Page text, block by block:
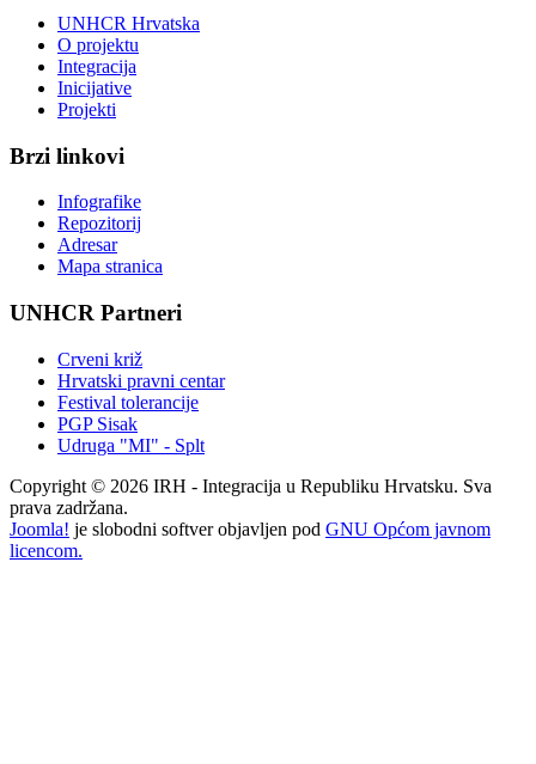
UNHCR Hrvatska
O projektu
Integracija
Inicijative
Projekti
Brzi linkovi
Infografike
Repozitorij
Adresar
Mapa stranica
UNHCR Partneri
Crveni križ
Hrvatski pravni centar
Festival tolerancije
PGP Sisak
Udruga "MI" - Splt
Copyright © 2026 IRH - Integracija u Republiku Hrvatsku. Sva
prava zadržana.
Joomla! je slobodni softver objavljen pod GNU Općom javnom
licencom.